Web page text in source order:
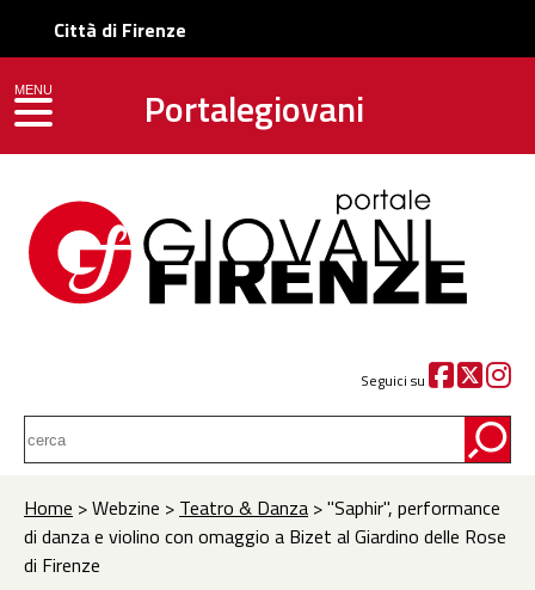
Città di Firenze
Portalegiovani
Seguici su
MENU
toggle navigation
Home > Webzine > Teatro & Danza > "Saphir", performance
di danza e violino con omaggio a Bizet al Giardino delle Rose
di Firenze